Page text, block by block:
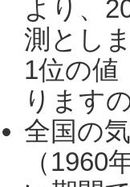
より、
測とし
1位の値
ります
全国の
（